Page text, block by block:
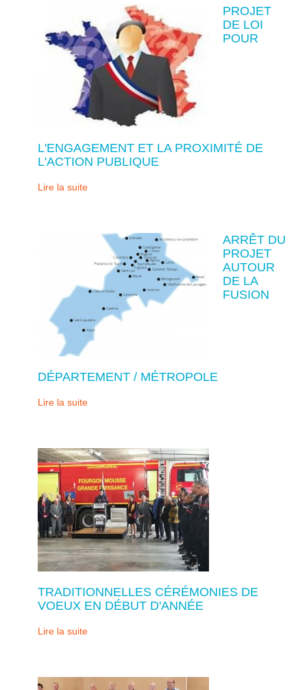
PROJET
DE LOI
POUR
L'ENGAGEMENT ET LA PROXIMITÉ DE
L'ACTION PUBLIQUE
Lire la suite
ARRÊT DU
PROJET
AUTOUR
DE LA
FUSION
DÉPARTEMENT / MÉTROPOLE
Lire la suite
TRADITIONNELLES CÉRÉMONIES DE
VOEUX EN DÉBUT D'ANNÉE
Lire la suite